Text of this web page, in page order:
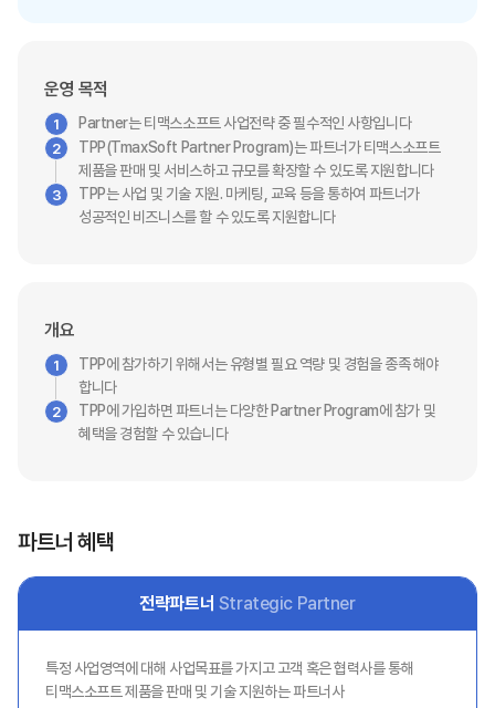
운영 목적
Partner는 티맥스소프트​ 사업전략 중 필수적인 사항입니다
TPP(TmaxSoft Partner Program)는 파트너가 티맥스소프트​
제품을 판매 및 서비스하고 규모를 확장할 수 있도록 지원합니다
TPP는 사업 및 기술 지원. 마케팅, 교육 등을 통하여 파트너가
성공적인 비즈니스를 할 수 있도록 지원합니다
개요
TPP에 참가하기 위해서는 유형별 필요 역량 및 경험을 종족 해야
합니다
TPP에 가입하면 파트너는 다양한 Partner Program에 참가 및
혜택을 경험할 수 있습니다
파트너 혜택
전략파트너 Strategic Partner
특정 사업영역에 대해 사업목표를 가지고 고객 혹은 협력사를 통해
티맥스소프트 제품을 판매 및 기술 지원하는 파트너사